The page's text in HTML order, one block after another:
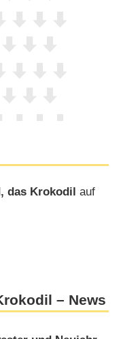
das Krokodil auf
– News